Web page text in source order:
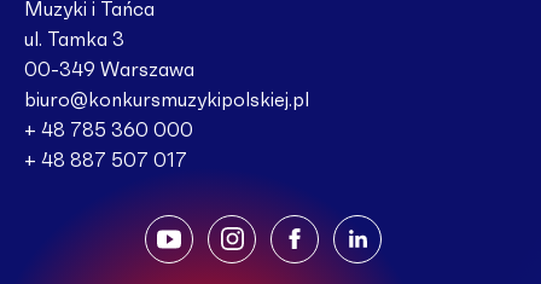
Muzyki i Tańca
ul. Tamka 3
00-349 Warszawa
biuro@konkursmuzykipolskiej.pl
+ 48 785 360 000
+ 48 887 507 017